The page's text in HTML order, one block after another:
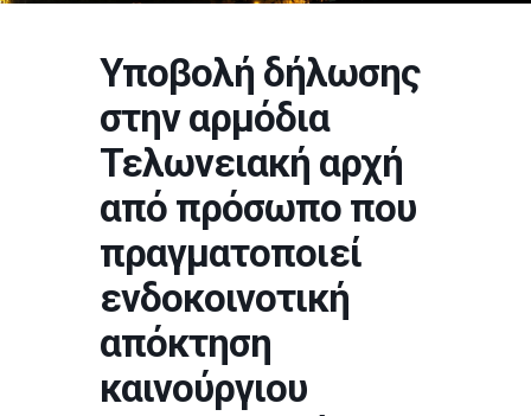
Υποβολή δήλωσης
στην αρμόδια
Τελωνειακή αρχή
από πρόσωπο που
πραγματοποιεί
ενδοκοινοτική
απόκτηση
καινούργιου